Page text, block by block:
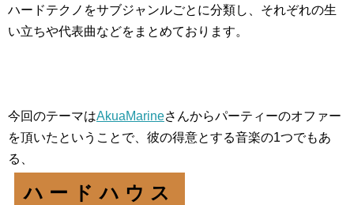
第9回：テックダンス編
番外
第1回：メロディアス・ハードテクノ編
第2回：ハードダンス編
ハードテクノをサブジャンルごとに分類し、それぞれの生
い立ちや代表曲などをまとめております。
今回のテーマはAkuaMarineさんからパーティーのオファー
を頂いたということで、彼の得意とする音楽の1つでもあ
る、
ハードハウス